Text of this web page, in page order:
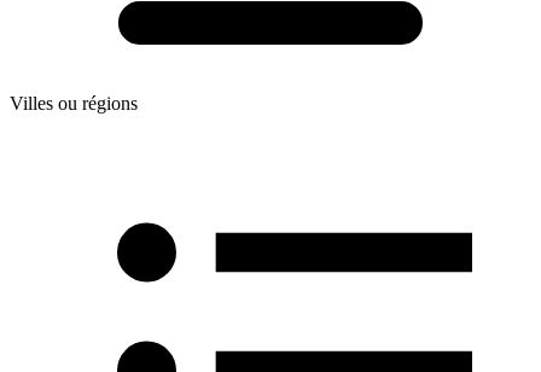
Villes ou régions